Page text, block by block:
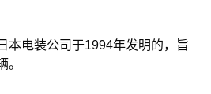
本电装公司于1994年发明的，旨
。